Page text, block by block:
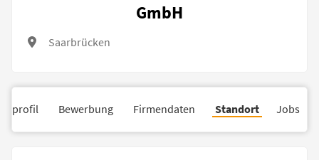
GmbH
Saarbrücken
Bewerbung Firmendaten Standort Jobs